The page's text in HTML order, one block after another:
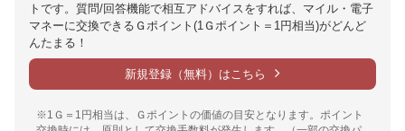
トです。質問/回答機能で相互アドバイスをすれば、マイル・電子
マネーに交換できるＧポイント(1Ｇポイント＝1円相当)がどんど
んたまる！
新規登録（無料）はこちら
※1Ｇ＝1円相当は、Ｇポイントの価値の目安となります。ポイント